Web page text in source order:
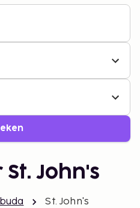
St. John's
St. John's